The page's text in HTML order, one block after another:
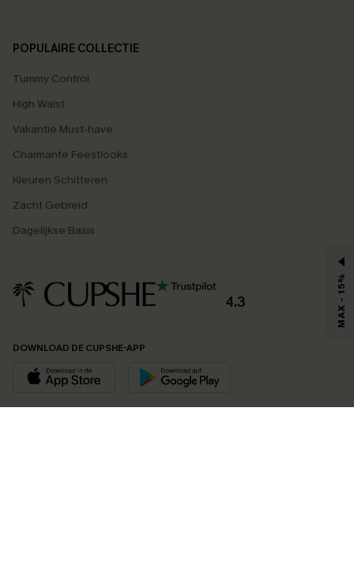
POPULAIRE COLLECTIE
Tummy Control
High Waist
Vakantie Must-have
Charmante Feestlooks
Kleuren Schitteren
Zacht Gebreid
Dagelijkse Basis
4.3
DOWNLOAD DE CUPSHE-APP
MAX - 15%